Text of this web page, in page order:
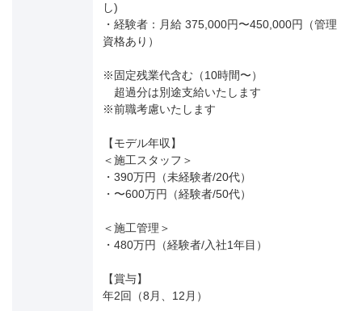
し)
・経験者：月給 375,000円〜450,000円（管理
資格あり）
※固定残業代含む（10時間〜）
超過分は別途支給いたします
※前職考慮いたします
【モデル年収】
＜施工スタッフ＞
・390万円（未経験者/20代）
・〜600万円（経験者/50代）
＜施工管理＞
・480万円（経験者/入社1年目）
【賞与】
年2回（8月、12月）